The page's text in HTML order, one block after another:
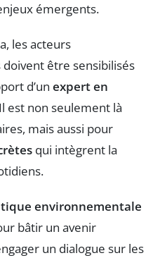
émergents.
les acteurs
être sensibilisés
d’un expert en
est non seulement là
mais aussi pour
qui intègrent la
environnementale
bâtir un avenir
un dialogue sur les